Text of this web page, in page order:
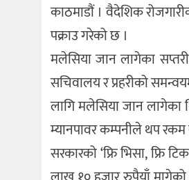
काठमाडौं । वैदेशिक
पक्राउ गरेको छ ।
मलेसिया जान लागेका
सचिवालय र प्रहरीको
लागि मलेसिया जान लागेका
म्यानपावर कम्पनीले थप रकम
सरकारको ‘फ्रि भिसा, फ्रि